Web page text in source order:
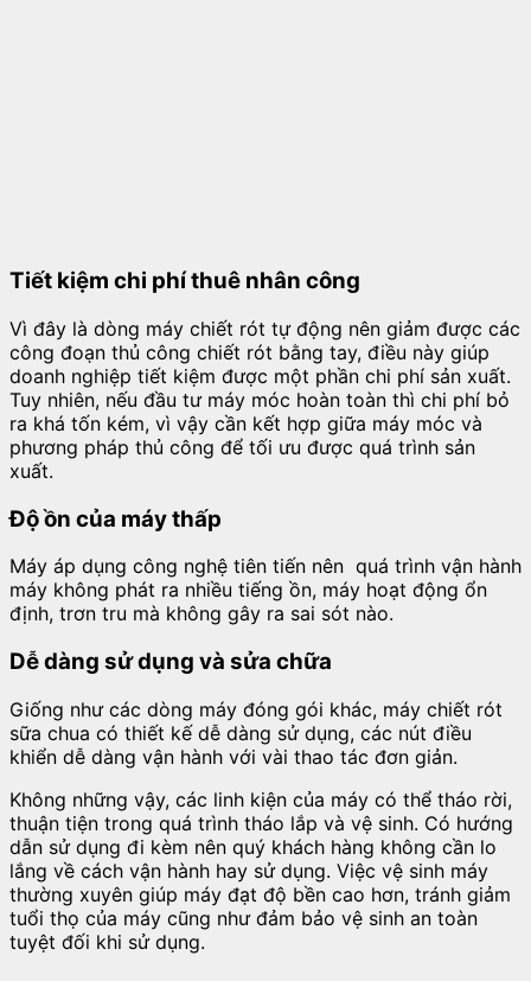
Tiết kiệm chi phí thuê nhân công
Vì đây là dòng máy chiết rót tự động nên giảm được các
công đoạn thủ công chiết rót bằng tay, điều này giúp
doanh nghiệp tiết kiệm được một phần chi phí sản xuất.
Tuy nhiên, nếu đầu tư máy móc hoàn toàn thì chi phí bỏ
ra khá tốn kém, vì vậy cần kết hợp giữa máy móc và
phương pháp thủ công để tối ưu được quá trình sản
xuất.
Độ ồn của máy thấp
Máy áp dụng công nghệ tiên tiến nên quá trình vận hành
máy không phát ra nhiều tiếng ồn, máy hoạt động ổn
định, trơn tru mà không gây ra sai sót nào.
Dễ dàng sử dụng và sửa chữa
Giống như các dòng máy đóng gói khác, máy chiết rót
sữa chua có thiết kế dễ dàng sử dụng, các nút điều
khiển dễ dàng vận hành với vài thao tác đơn giản.
Không những vậy, các linh kiện của máy có thể tháo rời,
thuận tiện trong quá trình tháo lắp và vệ sinh. Có hướng
dẫn sử dụng đi kèm nên quý khách hàng không cần lo
lắng về cách vận hành hay sử dụng. Việc vệ sinh máy
thường xuyên giúp máy đạt độ bền cao hơn, tránh giảm
tuổi thọ của máy cũng như đảm bảo vệ sinh an toàn
tuyệt đối khi sử dụng.